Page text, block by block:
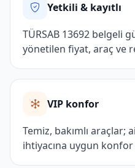
Yetkili & kayıtlı
TÜRSAB 13692 belgeli
yönetilen fiyat, araç ve
VIP konfor
Temiz, bakımlı araçlar;
ihtiyacına uygun konfor